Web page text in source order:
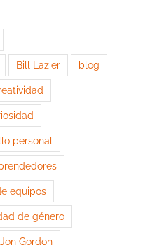
Bill Lazier blog
personal
equipos
de género
Jon Gordon